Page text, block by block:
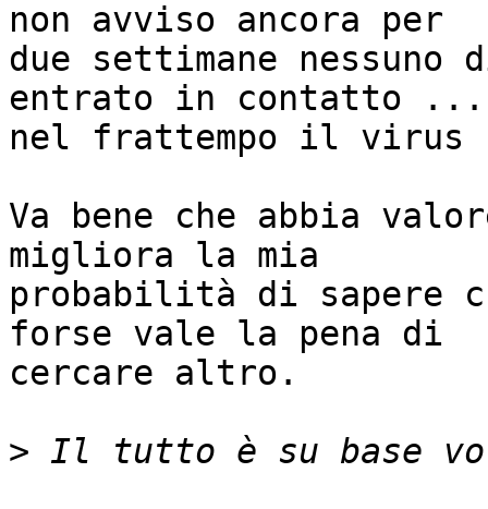
non avviso ancora per
due settimane
entrato in contatto
nel frattempo il virus
Va bene che abbia
migliora la mia
probabilità di sapere
forse vale la pena di
cercare altro.
>